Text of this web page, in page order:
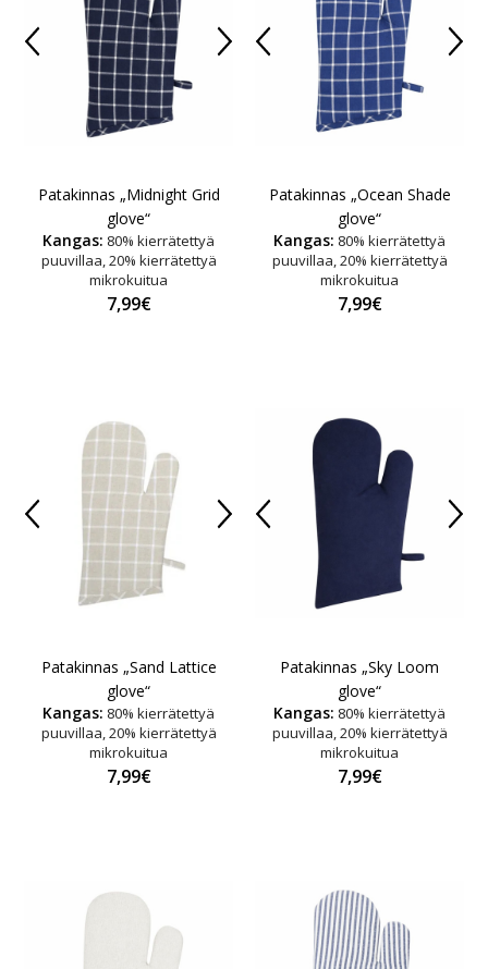
Patakinnas „Midnight Grid
glove“
Kangas: 80% kierrätettyä
puuvillaa, 20% kierrätettyä
mikrokuitua
7,99€
Patakinnas „Ocean Shade
glove“
Kangas: 80% kierrätettyä
puuvillaa, 20% kierrätettyä
mikrokuitua
7,99€
Patakinnas „Sand Lattice
glove“
Kangas: 80% kierrätettyä
puuvillaa, 20% kierrätettyä
mikrokuitua
7,99€
Patakinnas „Sky Loom
glove“
Kangas: 80% kierrätettyä
puuvillaa, 20% kierrätettyä
mikrokuitua
7,99€